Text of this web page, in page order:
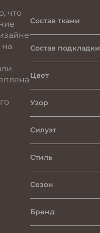
что
Состав ткани
Состав подкладки
Цвет
Узор
Силуэт
Стиль
Сезон
Бренд